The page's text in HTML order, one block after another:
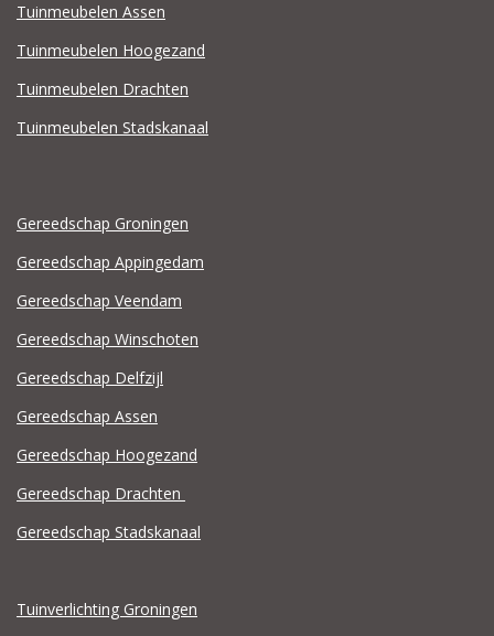
Tuinmeubelen Assen
Tuinmeubelen Hoogezand
Tuinmeubelen Drachten
Tuinmeubelen Stadskanaal
Gereedschap Groningen
Gereedschap Appingedam
Gereedschap Veendam
Gereedschap Winschoten
Gereedschap Delfzijl
Gereedschap Assen
Gereedschap Hoogezand
Gereedschap Drachten
Gereedschap Stadskanaal
Tuinverlichting Groningen